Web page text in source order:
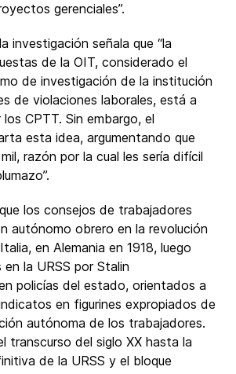
gerenciales”.
investigación señala que “la
de la OIT, considerado el
de investigación de la institución
de violaciones laborales, está a
CPTT. Sin embargo, el
esta idea, argumentando que
razón por la cual les sería difícil
los consejos de trabajadores
autónomo obrero en la revolución
en Alemania en 1918, luego
la URSS por Stalin
policías del estado, orientados a
en figurines expropiados de
autónoma de los trabajadores.
transcurso del siglo XX hasta la
de la URSS y el bloque